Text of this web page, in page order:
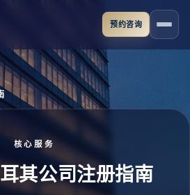
预约咨询
核心服务
其公司注册指南